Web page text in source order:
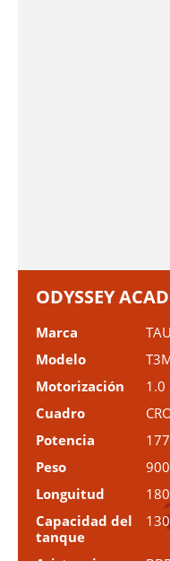
ODYSSEY
Marca
Modelo
Motorización
1.0
Cuadro
Potencia
177
Peso
900
Longuitud
180
Capacidad del
tanque
130